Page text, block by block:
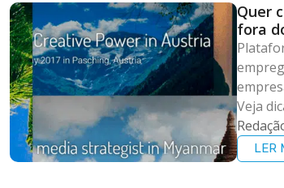
Quer
fora
Veja
LER